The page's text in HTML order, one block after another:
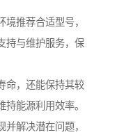
推荐合适型号，
持与维护服务，保
命，还能保持其较
能源利用效率。
解决潜在问题，